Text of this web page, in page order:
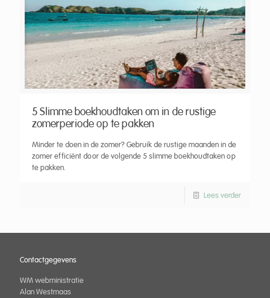
5 Slimme boekhoudtaken om in de rustige
zomerperiode op te pakken
Minder te doen in de zomer? Gebruik de rustige maanden in de
zomer efficiënt door de volgende 5 slimme boekhoudtaken op
te pakken.
Lees verder
Contactgegevens
WM webministratie
Alan Westmaas